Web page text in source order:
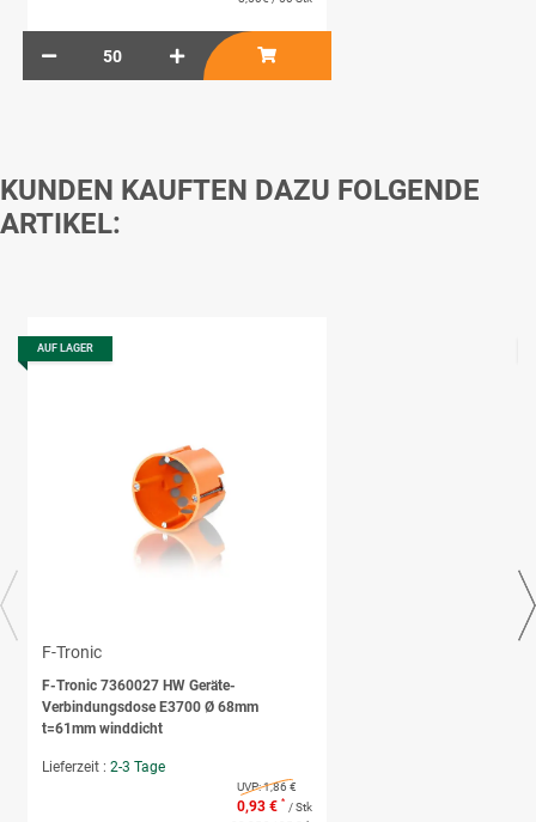
KUNDEN KAUFTEN DAZU FOLGENDE
ARTIKEL:
AUF LAGER
F-Tronic
F-Tronic 7360027 HW Geräte-
Verbindungsdose E3700 Ø 68mm
t=61mm winddicht
Lieferzeit : 2-3 Tage
UVP:1,86 €
0,93 € * / Stk